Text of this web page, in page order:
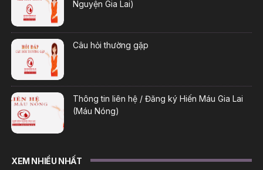
Nguyện Gia Lai)
Câu hỏi thường gặp
Thông tin liên hệ / Đăng ký Hiến Máu Gia Lai
(Máu Nóng)
XEM NHIỀU NHẤT